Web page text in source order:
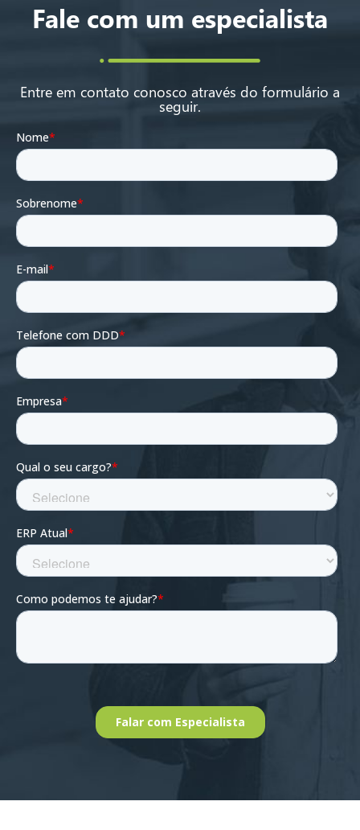
Fale com um especialista
Entre em contato conosco através do formulário a
seguir.